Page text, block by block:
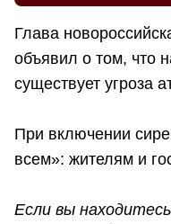
Глава
объявил о том, что
существует угроза
При включении
всем»: жителям и
Если вы